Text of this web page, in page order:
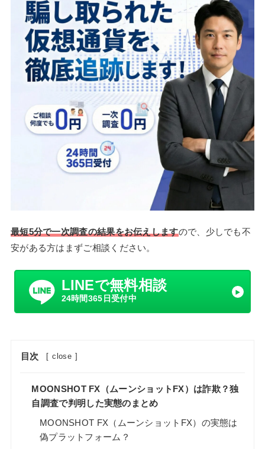
最短5分で一次調査の結果をお伝えしますので、少しでも不
安がある方はまずご相談ください。
LINEで無料相談
24時間365日受付中
目次 [ close ]
MOONSHOT FX（ムーンショットFX）は詐欺？独
自調査で判明した実態のまとめ
MOONSHOT FX（ムーンショットFX）の実態は
偽プラットフォーム？